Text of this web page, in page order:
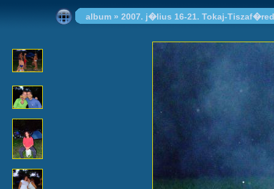
album » 2007. j�lius 16-21. Tokaj-Tiszaf�red